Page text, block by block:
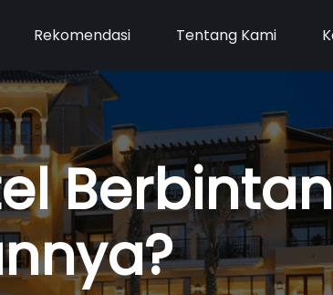
Rekomendasi Tentang Kami